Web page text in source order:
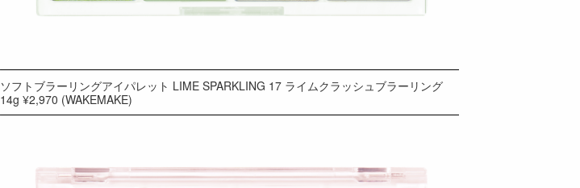
ソフトブラーリングアイパレット LIME SPARKLING 17 ライムクラッシュブラーリング
14g ¥2,970 (WAKEMAKE)